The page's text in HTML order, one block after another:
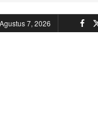
7, 2026